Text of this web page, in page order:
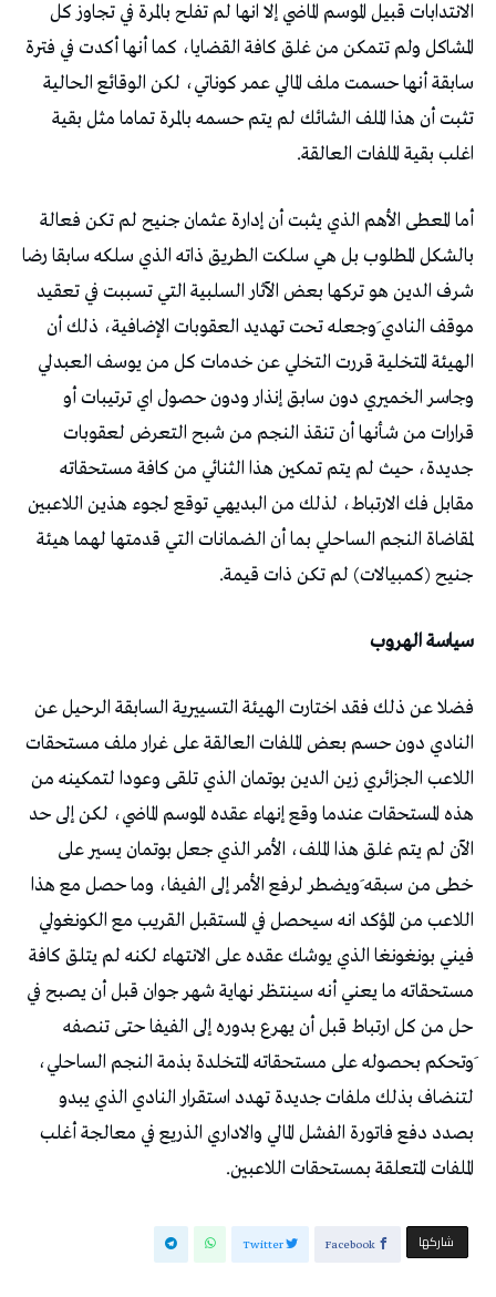
الانتدابات قبيل الموسم الماضي إلا انها لم تفلح بالمرة في تجاوز كل
المشاكل ولم تتمكن من غلق كافة القضايا، كما أنها أكدت في فترة
سابقة أنها حسمت ملف المالي عمر كوناتي، لكن الوقائع الحالية
تثبت أن هذا الملف الشائك لم يتم حسمه بالمرة تماما مثل بقية
اغلب بقية الملفات العالقة.
أما المعطى الأهم الذي يثبت أن إدارة عثمان جنيح لم تكن فعالة
بالشكل المطلوب بل هي سلكت الطريق ذاته الذي سلكه سابقا رضا
شرف الدين هو تركها بعض الآثار السلبية التي تسببت في تعقيد
موقف النادي َوجعله تحت تهديد العقوبات الإضافية، ذلك أن
الهيئة المتخلية قررت التخلي عن خدمات كل من يوسف العبدلي
وجاسر الخميري دون سابق إنذار ودون حصول اي ترتيبات أو
قرارات من شأنها أن تنقذ النجم من شبح التعرض لعقوبات
جديدة، حيث لم يتم تمكين هذا الثنائي من كافة مستحقاته
مقابل فك الارتباط، لذلك من البديهي توقع لجوء هذين اللاعبين
لمقاضاة النجم الساحلي بما أن الضمانات التي قدمتها لهما هيئة
جنيح (كمبيالات) لم تكن ذات قيمة.
سياسة الهروب
فضلا عن ذلك فقد اختارت الهيئة التسييرية السابقة الرحيل عن
النادي دون حسم بعض الملفات العالقة على غرار ملف مستحقات
اللاعب الجزائري زين الدين بوتمان الذي تلقى وعودا لتمكينه من
هذه المستحقات عندما وقع إنهاء عقده الموسم الماضي، لكن إلى حد
الآن لم يتم غلق هذا الملف، الأمر الذي جعل بوتمان يسير على
خطى من سبقه َويضطر لرفع الأمر إلى الفيفا، وما حصل مع هذا
اللاعب من المؤكد انه سيحصل في المستقبل القريب مع الكونغولي
فيني بونغونغا الذي يوشك عقده على الانتهاء لكنه لم يتلق كافة
مستحقاته ما يعني أنه سينتظر نهاية شهر جوان قبل أن يصبح في
حل من كل ارتباط قبل أن يهرع بدوره إلى الفيفا حتى تنصفه
َوتحكم بحصوله على مستحقاته المتخلدة بذمة النجم الساحلي،
لتنضاف بذلك ملفات جديدة تهدد استقرار النادي الذي يبدو
بصدد دفع فاتورة الفشل المالي والاداري الذريع في معالجة أغلب
الملفات المتعلقة بمستحقات اللاعبين.
‫‫ شاركها‬ Facebook
Twitter